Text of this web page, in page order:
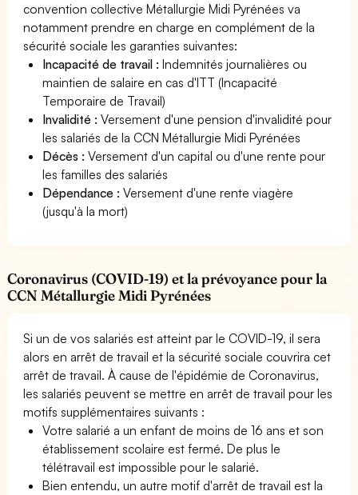
convention collective Métallurgie Midi Pyrénées va
notamment prendre en charge en complément de la
sécurité sociale les garanties suivantes:
Incapacité de travail : Indemnités journalières ou
maintien de salaire en cas d'ITT (Incapacité
Temporaire de Travail)
Invalidité : Versement d'une pension d'invalidité pour
les salariés de la CCN Métallurgie Midi Pyrénées
Décès : Versement d'un capital ou d'une rente pour
les familles des salariés
Dépendance : Versement d'une rente viagère
(jusqu'à la mort)
Coronavirus (COVID-19) et la prévoyance pour la
CCN Métallurgie Midi Pyrénées
Si un de vos salariés est atteint par le COVID-19, il sera
alors en arrêt de travail et la sécurité sociale couvrira cet
arrêt de travail. À cause de l'épidémie de Coronavirus,
les salariés peuvent se mettre en arrêt de travail pour les
motifs supplémentaires suivants :
Votre salarié a un enfant de moins de 16 ans et son
établissement scolaire est fermé. De plus le
télétravail est impossible pour le salarié.
Bien entendu, un autre motif d'arrêt de travail est la